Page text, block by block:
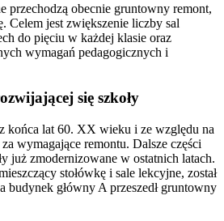
przechodzą obecnie gruntowny remont,
Celem jest zwiększenie liczby sal
do pięciu w każdej klasie oraz
wymagań pedagogicznych i
się szkoły
końca lat 60. XX wieku i ze względu na
wymagające remontu. Dalsze części
już zmodernizowane w ostatnich latach.
stołówkę i sale lekcyjne, został
budynek główny A przeszedł gruntowny